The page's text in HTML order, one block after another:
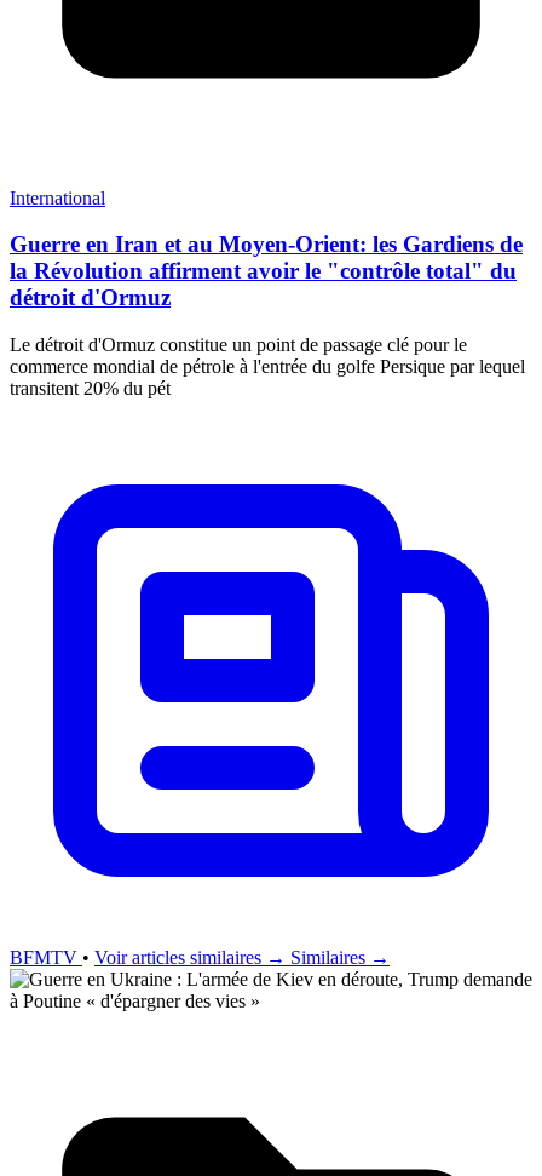
International
Guerre en Iran et au Moyen-Orient: les Gardiens de
la Révolution affirment avoir le "contrôle total" du
détroit d'Ormuz
Le détroit d'Ormuz constitue un point de passage clé pour le
commerce mondial de pétrole à l'entrée du golfe Persique par lequel
transitent 20% du pét
BFMTV • Voir articles similaires → Similaires →